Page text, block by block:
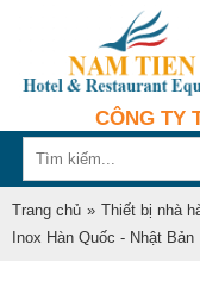
CÔNG TY
Trang chủ » Thiết bị nhà
Inox Hàn Quốc - Nhật Bản